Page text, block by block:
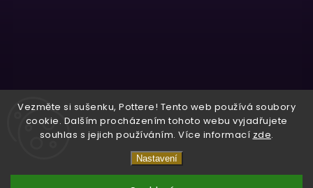
Vezměte si sušenku, Pottere! Tento web používá soubory
cookie. Dalším procházením tohoto webu vyjadřujete
souhlas s jejich používáním. Více informací zde.
Nastavení
Sledovat na Instagramu
Copyright 2026Wizardo. Všechna práva vyhrazena.
| DesignShoptak.cz.